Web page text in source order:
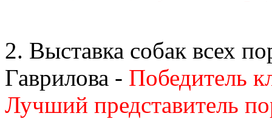
2. Выставка собак всех
Гаврилова - Победитель
Лучший представитель